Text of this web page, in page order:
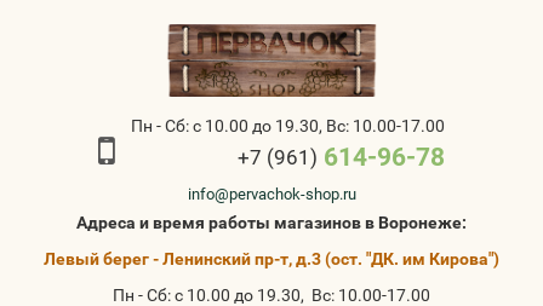
Пн - Сб: с 10.00 до 19.30, Вс: 10.00-17.00
+7 (961) 614-96-78
info@pervachok-shop.ru
Адреса и время работы магазинов в Воронеже:
Левый берег - Ленинский пр-т, д.3 (ост. "ДК. им Кирова")
Пн - Сб: с 10.00 до 19.30, Вс: 10.00-17.00